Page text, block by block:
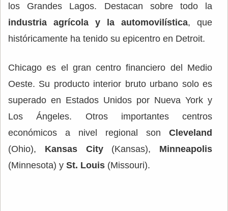
los Grandes Lagos. Destacan sobre todo la
industria agrícola y la automovilística, que
históricamente ha tenido su epicentro en Detroit.
Chicago es el gran centro financiero del Medio
Oeste. Su producto interior bruto urbano solo es
superado en Estados Unidos por Nueva York y
Los Ángeles. Otros importantes centros
económicos a nivel regional son Cleveland
(Ohio), Kansas City(Kansas), Minneapolis
(Minnesota) y St. Louis (Missouri).